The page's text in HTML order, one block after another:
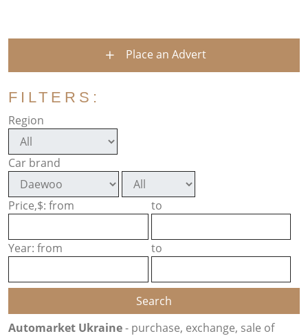
Place an Advert
FILTERS:
Region
Car brand
Price,$: from to
Year: from to
Automarket Ukraine- purchase, exchange, sale of